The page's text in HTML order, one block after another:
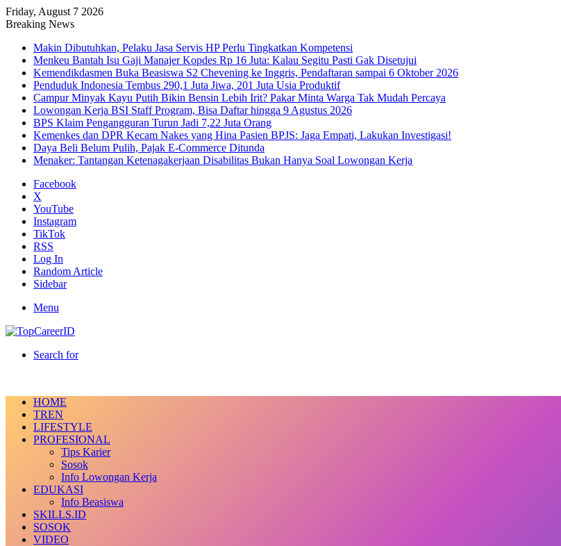
Friday, August 7 2026
Breaking News
Makin Dibutuhkan, Pelaku Jasa Servis HP Perlu Tingkatkan Kompetensi
Menkeu Bantah Isu Gaji Manajer Kopdes Rp 16 Juta: Kalau Segitu Pasti Gak Disetujui
Kemendikdasmen Buka Beasiswa S2 Chevening ke Inggris, Pendaftaran sampai 6 Oktober 2026
Penduduk Indonesia Tembus 290,1 Juta Jiwa, 201 Juta Usia Produktif
Campur Minyak Kayu Putih Bikin Bensin Lebih Irit? Pakar Minta Warga Tak Mudah Percaya
Lowongan Kerja BSI Staff Program, Bisa Daftar hingga 9 Agustus 2026
BPS Klaim Pengangguran Turun Jadi 7,22 Juta Orang
Kemenkes dan DPR Kecam Nakes yang Hina Pasien BPJS: Jaga Empati, Lakukan Investigasi!
Daya Beli Belum Pulih, Pajak E-Commerce Ditunda
Menaker: Tantangan Ketenagakerjaan Disabilitas Bukan Hanya Soal Lowongan Kerja
Facebook
X
YouTube
Instagram
TikTok
RSS
Log In
Random Article
Sidebar
Menu
Search for
HOME
TREN
LIFESTYLE
PROFESIONAL
Tips Karier
Sosok
Info Lowongan Kerja
EDUKASI
Info Beasiswa
SKILLS.ID
SOSOK
VIDEO